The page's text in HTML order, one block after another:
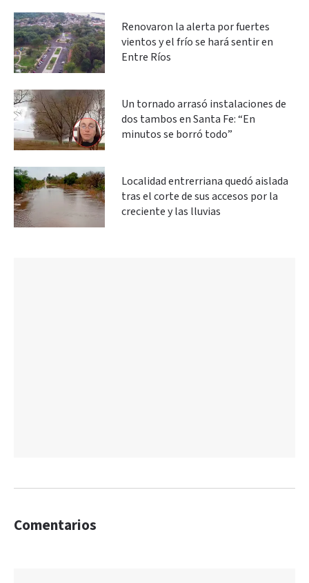
Renovaron la alerta por fuertes
vientos y el frío se hará sentir en
Entre Ríos
Un tornado arrasó instalaciones de
dos tambos en Santa Fe: “En
minutos se borró todo”
Localidad entrerriana quedó aislada
tras el corte de sus accesos por la
creciente y las lluvias
Comentarios